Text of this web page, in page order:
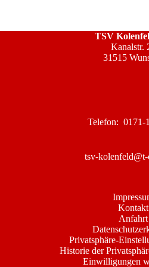
TSV
Kanalstr.
31515
Telefon: 0171-
tsv-
Kontakt
Anfahrt
Privatsphäre-
Historie der
Einwilligungen